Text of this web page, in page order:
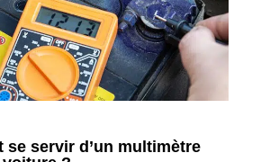
se servir d’un multimètre